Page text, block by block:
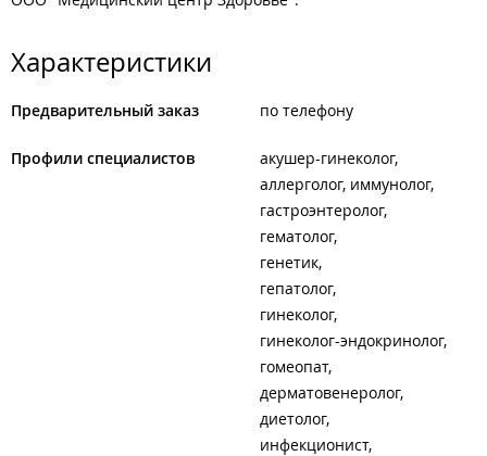
Характеристики
Предварительный заказ по телефону
Профили специалистов
акушер-гинеколог
аллерголог, иммунолог
гастроэнтеролог
гематолог
генетик
гепатолог
гинеколог
гинеколог-эндокринолог
гомеопат
дерматовенеролог
диетолог
инфекционист